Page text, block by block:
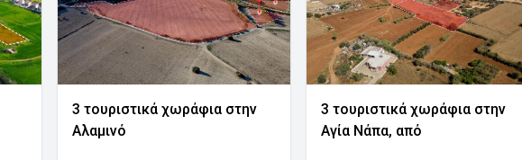
3 τουριστικά χωράφια στην
Αλαμινό
3 τουριστικά χωράφια στην
Αγία Νάπα, από